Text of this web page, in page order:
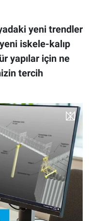
yeni trendler
iskele-kalıp
yapılar için ne
tercih